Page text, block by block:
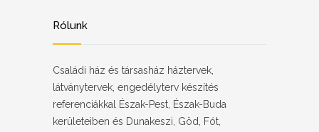
Rólunk
Családi ház és társasház háztervek,
látványtervek, engedélyterv készítés
referenciákkal Észak-Pest, Észak-Buda
kerületeiben és Dunakeszi, Göd, Fót,